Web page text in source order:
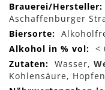
Mehr
Informationen
Aschaffenburger
<
Wasser,
Kohlensäure,